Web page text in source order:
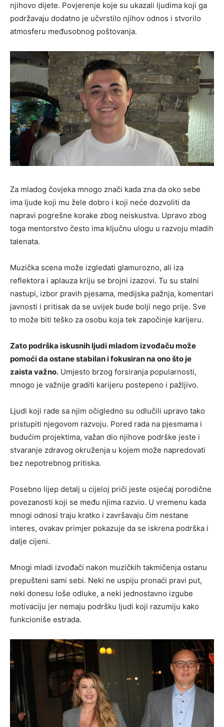
njihovo dijete. Povjerenje koje su ukazali ljudima koji ga
podržavaju dodatno je učvrstilo njihov odnos i stvorilo
atmosferu međusobnog poštovanja.
Za mladog čovjeka mnogo znači kada zna da oko sebe
ima ljude koji mu žele dobro i koji neće dozvoliti da
napravi pogrešne korake zbog neiskustva. Upravo zbog
toga mentorstvo često ima ključnu ulogu u razvoju mladih
talenata.
Muzička scena može izgledati glamurozno, ali iza
reflektora i aplauza kriju se brojni izazovi. Tu su stalni
nastupi, izbor pravih pjesama, medijska pažnja, komentari
javnosti i pritisak da se uvijek bude bolji nego prije. Sve
to može biti teško za osobu koja tek započinje karijeru.
Zato podrška iskusnih ljudi mladom izvođaču može
pomoći da ostane stabilan i fokusiran na ono što je
zaista važno. Umjesto brzog forsiranja popularnosti,
mnogo je važnije graditi karijeru postepeno i pažljivo.
Ljudi koji rade sa njim očigledno su odlučili upravo tako
pristupiti njegovom razvoju. Pored rada na pjesmama i
budućim projektima, važan dio njihove podrške jeste i
stvaranje zdravog okruženja u kojem može napredovati
bez nepotrebnog pritiska.
Posebno lijep detalj u cijeloj priči jeste osjećaj porodične
povezanosti koji se među njima razvio. U vremenu kada
mnogi odnosi traju kratko i završavaju čim nestane
interes, ovakav primjer pokazuje da se iskrena podrška i
dalje cijeni.
Mnogi mladi izvođači nakon muzičkih takmičenja ostanu
prepušteni sami sebi. Neki ne uspiju pronaći pravi put,
neki donesu loše odluke, a neki jednostavno izgube
motivaciju jer nemaju podršku ljudi koji razumiju kako
funkcioniše estrada.